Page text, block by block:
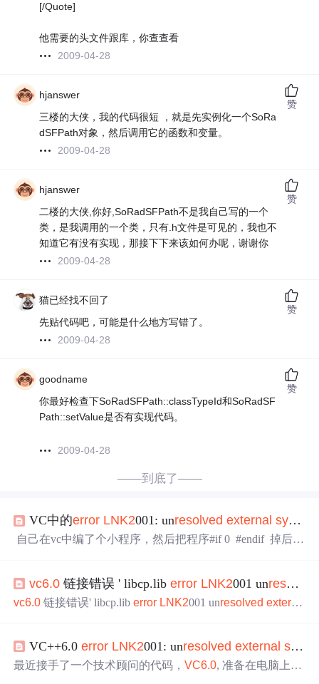
[/Quote]
他需要的头文件跟库，你查查看
2009-04-28
hjanswer
三楼的大侠，我的代码很短 ，就是先实例化一个SoRa
dSFPath对象，然后调用它的函数和变量。
2009-04-28
赞
hjanswer
二楼的大侠,你好,SoRadSFPath不是我自己写的一个
类，是我调用的一个类，只有.h文件是可见的，我也不
知道它有没有实现，那接下下来该如何办呢，谢谢你
2009-04-28
赞
猫已经找不回了
先贴代码吧，可能是什么地方写错了。
2009-04-28
赞
goodname
你最好检查下SoRadSFPath::classTypeId和SoRadSF
Path::setValue是否有实现代码。
2009-04-28
赞
——到底了——
VC中的error LNK2001: unresolved external symbol
自己在vc中编了个小程序，然后把程序#if 0 #endif 掉后，
n Debug/Point.exe : fatalerror LNK1120: 1 unresolved
vc6.0 链接错误 ' libcp.liberror LNK2001 unresolved
vc6.0 链接错误' libcp.liberror LN K2001 unresolved externa
_sprintf libcp.lib(wlocale.obj) :error...
VC++6.0error LNK2001: unresolved external symbol
最近接手了一个技术顾问的代码，VC6.0, 准备在电脑上跑